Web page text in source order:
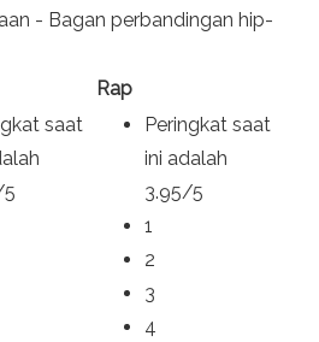
- Bagan perbandingan hip-
Rap
saat
Peringkat saat
ini adalah
3.95/5
1
2
3
4